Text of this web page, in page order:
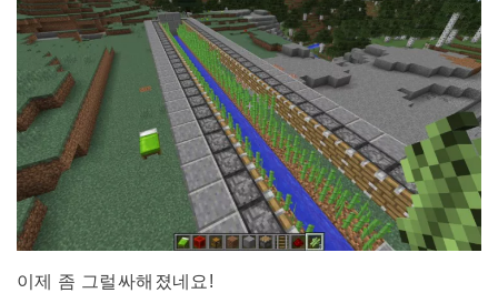
이제 좀 그럴싸해졌네요!